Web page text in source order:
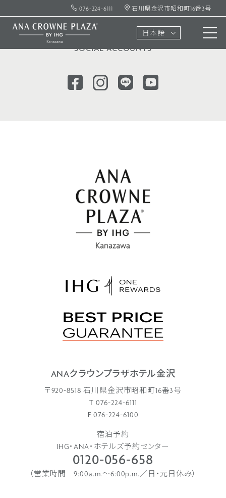
076-224-6111 石川県金沢市昭和町16番3号
日本語
ソーシャル アカウント
SOCIAL ACCOUNTS
ANAクラウンプラザホテル金沢
〒920-8518 石川県金沢市昭和町16番3号
T 076-224-6111
F 076-224-6100
宿泊予約
IHG・ANA・ホテルズ予約センター
0120-056-658
（営業時間 9:00a.m.〜6:00p.m.／日・元日休み）